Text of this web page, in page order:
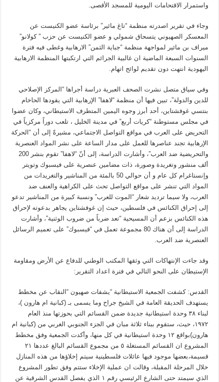
واستمرار الاقتحامات اليومية للمسجد الأقصى.
وجاء في تقرير اصدرته منظمة “تاغ مائير” برئاسة عضو الكنيست عن
المعسكر الصهيوني يتسحاق شمولي و عضو الكنيست عن حزب ” كولانو”
ميراف بن مائير لمواجهة منظمة “جباية الثمن” الارهابية وغطى فيه فترة
السنوات السبعة الماضية ان غالبية الجرائم التي ارتكبتها المنظمة الارهابية
اليهودية انتهت دون تقديم لوائح اتهام.
وفي سياق متصل نشرت الصحف العبرية دراسة أجراها “المركز الإصلاحي
للدين والدولة”، تبين فيها أن منظمة “لاهفا” الإرهابية التي يقودها الحاخام
بنتسي غوفشتاين، أحد أبرز وجوه اليمين المتطرف الاستيطاني، وكان عضوا
في مجلس مستوطنة “كريات أربع” في مدينة الخليل ، تلعب دوراً مركزياً في
التحريض على العرب في مواقع التواصل الاجتماعي، مشيرةً إلى أن “الحركة
الإرهابية تجند عناصرها للعمل على مدار الساعة على نشر المواد العنصرية
والتحريضية ضد العرب”، وأشارت الدراسة، إلى أنّ “لاهفا” تقوم بنشر 200
ألف منشور وتغريدة وصورة، ذات مضامين عنصرية على فيسبوك وتويتر
وإنستاغرام كل عام و أن حوالي 50 بالمئة من المناشير والتغريدات من
المواد التي تنشر على مواقع التواصل تحث على الكراهية والعنف ضد
العرب، ولا سيما ترديد شعار “الموت للعرب” ونسبة كبيرة من المناشير تدعو
إلى إحراق الكنائس في فلسطين، حيث إن غوفشتاين يجاهر بدعوته لإحراق
هذه الكنائس بزعم أن المسيحية “تعد ضرباً من ضروب الوثنية”، وأشارت
الدراسة إلى أن هناك 80 مجموعة تعمل في “فيسبوك” على تعميم الرسائل
العنصرية ضد العرب.
وقد جاءت الإنتهاكات التي وثقها المكتب الوطني للدفاع عن الأرض ومقاومة
الإستيطان على النحو التالي في فترة اعداد التقرير:
‏القدس: كشفت الجمعية الاستيطانية “يشفات صهيون “النقاب عن مخطط
يستهدف الحديقة العامة في الشيخ جراح وما يسمى بـ (كبانية ام هارون )،
لبناء ٣٨ وحدة استيطانية جديدة ضمن القسائم التي بحوزتها منذ العام
١٩٧٢، حيث، ستقوم ببناء ثلاثة مبان في الجزء الجنوبي الغربي من (كبانية ام
هارون)بواقع ١٢ وحدة استيطانية في كل منها، وأكدت الجمعية وفق مخطط
المشروع ان القسائم المستغلة ٥ من مجموع القسائم البالغ عددها ٢١
قسيمة،بعضها موجود فيها عائلات فلسطينية سيتم إخلاؤها من هذه المنازل
خلال المرحلة المقبلة، وقالت ان عملية الإخلاء ستتم وفق تطور المشروع
الذي سيمتد حتى الشارع الرئيسي رقم ١ الذي يفصل القدس الشرقية عن